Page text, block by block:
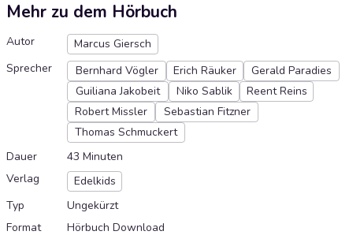
Mehr zu dem Hörbuch
Autor
Marcus Giersch
Sprecher
Bernhard Vögler Erich Räuker
Gerald Paradies
Guiliana Jakobeit
Niko Sablik
Reent Reins
Robert Missler
Sebastian Fitzner
Thomas Schmuckert
Dauer
43 Minuten
Verlag
Edelkids
Typ
Ungekürzt
Format
Hörbuch Download